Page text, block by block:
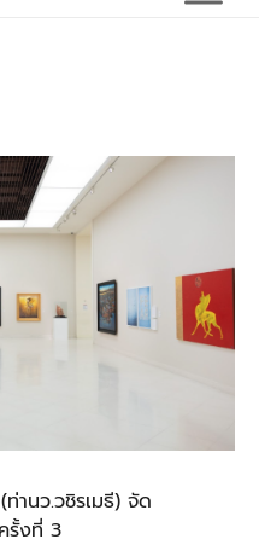
านว.วชิรเมธี) จัด
รั้งที่ 3